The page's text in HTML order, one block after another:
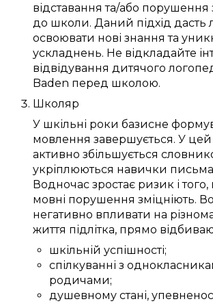
відставання та/або порушення
до школи. Даний підхід дасть
освоювати нові знання та
ускладнень. Не відкладайте
відвідування дитячого
Baden перед школою.
Школяр
У шкільні роки базисне
мовлення завершується. У цей
активно збільшується
укріплюються навички письма
Водночас зростає ризик і
мовні порушення зміцніють.
негативно впливати на
життя підлітка, прямо
шкільній успішності;
спілкуванні з
родичами;
душевному стані,